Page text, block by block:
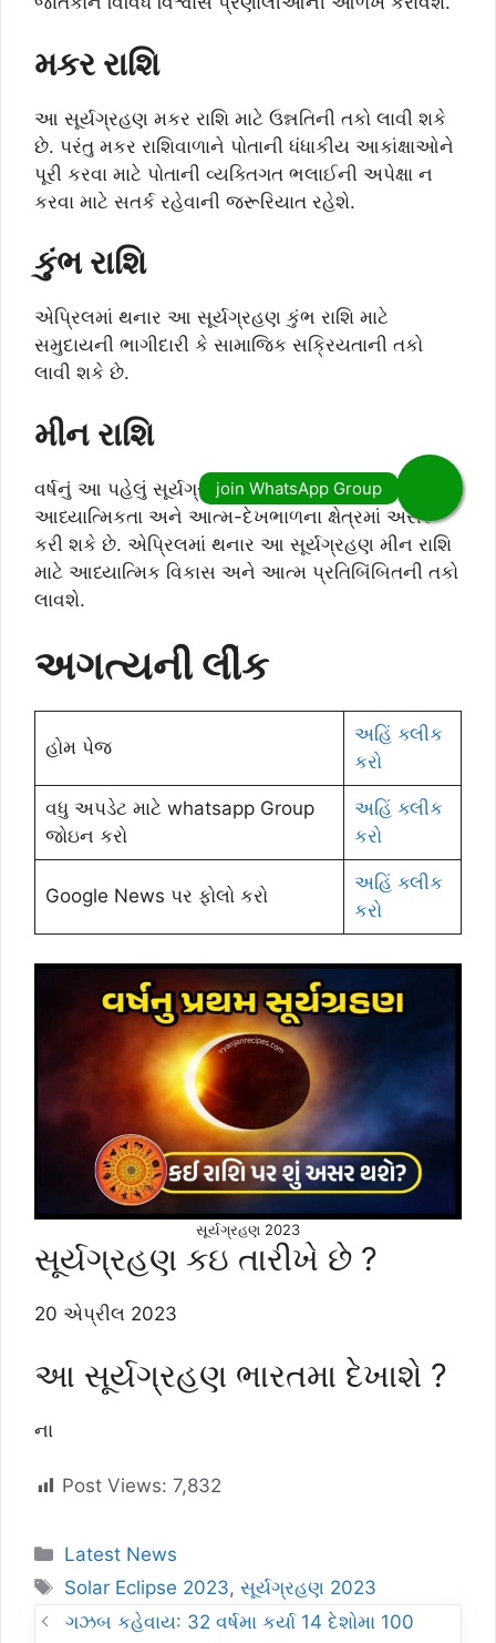
મકર રાશિ
આ સૂર્યગ્રહણ મકર રાશિ માટે ઉન્નતિની તકો લાવી શકે
છે. પરંતુ મકર રાશિવાળાને પોતાની ધંધાકીય આકાંક્ષાઓને
પૂરી કરવા માટે પોતાની વ્યક્તિગત ભલાઈની અપેક્ષા ન
કરવા માટે સતર્ક રહેવાની જરૂરિયાત રહેશે.
કુંભ રાશિ
એપ્રિલમાં થનાર આ સૂર્યગ્રહણ કુંભ રાશિ માટે
સમુદાયની ભાગીદારી કે સામાજિક સક્રિયતાની તકો
લાવી શકે છે.
મીન રાશિ
વર્ષનું આ પહેલું સૂર્યગ્રહણ મીન રાશિ માટે
આધ્યાત્મિકતા અને આત્મ-દેખભાળના ક્ષેત્રમાં અસર
કરી શકે છે. એપ્રિલમાં થનાર આ સૂર્યગ્રહણ મીન રાશિ
માટે આધ્યાત્મિક વિકાસ અને આત્મ પ્રતિબિંબિતની તકો
લાવશે.
અગત્યની લીંક
હોમ પેજ
અહિં ક્લીક
કરો
વધુ અપડેટ માટે whatsapp Group
જોઇન કરો
અહિં ક્લીક
કરો
Google News પર ફોલો કરો
અહિં ક્લીક
કરો
સૂર્યગ્રહણ 2023
સૂર્યગ્રહણ કઇ તારીખે છે ?
20 એપ્રીલ 2023
આ સૂર્યગ્રહણ ભારતમા દેખાશે ?
ના
Post Views: 7,832
Categories
Latest News
Tags
Solar Eclipse 2023,સૂર્યગ્રહણ 2023
ગઝબ કહેવાય: 32 વર્ષમા કર્યા 14 દેશોમા 100